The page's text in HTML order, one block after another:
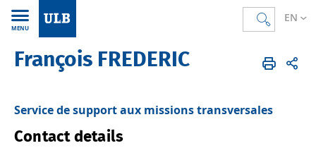
EN
MENU
Accueil FR Annuaire
François FREDERIC
Service de support aux missions transversales
Contact details